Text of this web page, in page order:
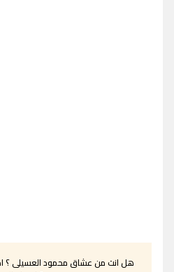
هل انت من عشاق محمود العسيلى ؟